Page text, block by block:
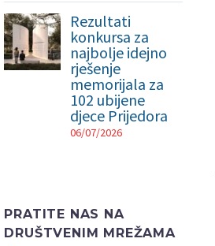
Rezultati
konkursa za
najbolje idejno
rješenje
memorijala za
102 ubijene
djece Prijedora
06/07/2026
PRATITE NAS NA
DRUŠTVENIM MREŽAMA